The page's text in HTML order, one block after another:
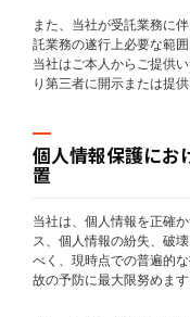
また、当社が受託業務に
託業務の遂行上必要な範
当社はご本人からご提供
り第三者に開示または提供
個人情報保護にお
置
当社は、個人情報を正確
ス、個人情報の紛失、破
べく、現時点での普遍的
故の予防に最大限努めます